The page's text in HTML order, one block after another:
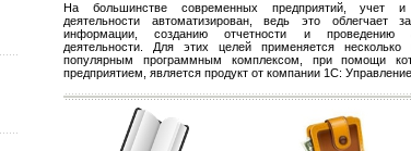
На большинстве современных предприятий, учет и
деятельности автоматизирован, ведь это облегчает
информации, созданию отчетности и проведению
деятельности. Для этих целей применяется
популярным программным комплексом, при помощи
предприятием, является продукт от компании 1С: